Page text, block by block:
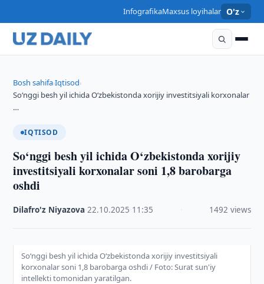
InfografikaMaxsus loyihalar O'z
Bosh sahifa›Iqtisod›
So‘nggi besh yil ichida O‘zbekistonda xorijiy investitsiyali korxonalar
…
IQTISOD
So‘nggi besh yil ichida O‘zbekistonda xorijiy
investitsiyali korxonalar soni 1,8 barobarga
oshdi
Dilafro'z Niyazova ·22.10.2025 11:35 1492 views
So‘nggi besh yil ichida O‘zbekistonda xorijiy investitsiyali
korxonalar soni 1,8 barobarga oshdi / Foto: Surat sun'iy
intellekti tomonidan yaratilgan.